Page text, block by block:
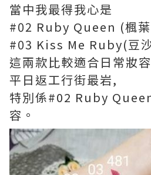
當中我最得我心是
#02 Ruby Queen (楓
#03 Kiss Me Ruby(豆
這兩款比較適合日常妝
平日返工行街最岩,
特別係#02 Ruby
容。